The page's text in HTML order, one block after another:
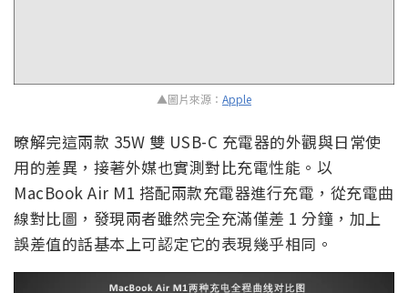
▲圖片來源： Apple
暸解完這兩款 35W 雙 USB-C 充電器的外觀與日常使
用的差異，接著外媒也實測對比充電性能。以
MacBook Air M1 搭配兩款充電器進行充電，從充電曲
線對比圖，發現兩者雖然完全充滿僅差 1 分鐘，加上
誤差值的話基本上可認定它的表現幾乎相同。